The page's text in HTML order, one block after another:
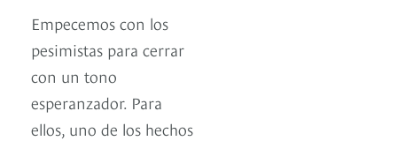
Empecemos con los
pesimistas para cerrar
con un tono
esperanzador. Para
ellos, uno de los hechos